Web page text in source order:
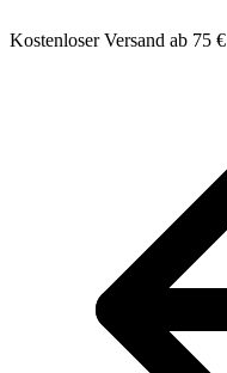
Kostenloser Versand ab 75 €